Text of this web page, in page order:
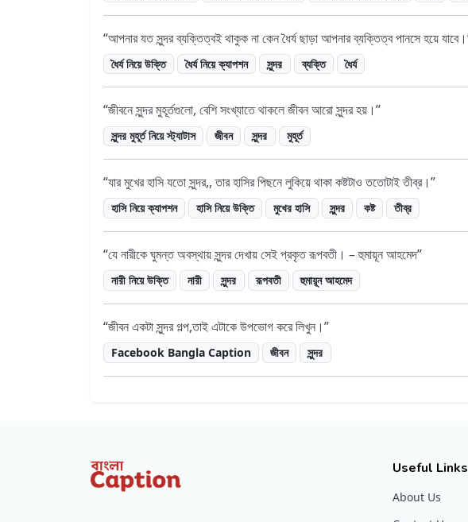
আপনার যত সুন্দর ব্যক্তিত্বই থাকুক না কেন ধৈর্য ছাড়া আপনার ব্যক্তিত্ব পানসে হয়ে যাবে।
ধৈর্য নিয়ে উক্তি ধৈর্য নিয়ে ক্যাপশন সুন্দর ব্যক্তি ধৈর্য
জীবনে সুন্দর মুহূর্তগুলো, বেশি সংখ্যাতে থাকলে জীবন আরো সুন্দর হয়।
সুন্দর মুহূর্ত নিয়ে স্ট্যাটাস জীবন সুন্দর মুহূর্ত
যার মুখের হাসি যতো সুন্দর,, তার হাসির পিছনে লুকিয়ে থাকা কষ্টটাও ততোটাই তীব্র।
হাসি নিয়ে ক্যাপশন হাসি নিয়ে উক্তি মুখের হাসি সুন্দর কষ্ট তীব্র
যে নারীকে ঘুমন্ত অবস্থায় সুন্দর দেখায় সেই প্রকৃত রূপবতী। – হুমায়ূন আহমেদ
নারী নিয়ে উক্তি নারী সুন্দর রূপবতী হুমায়ূন আহমেদ
জীবন একটা সুন্দর গল্প,তাই এটাকে উপভোগ করে লিখুন।
Facebook Bangla Caption জীবন সুন্দর
Useful Links
About Us